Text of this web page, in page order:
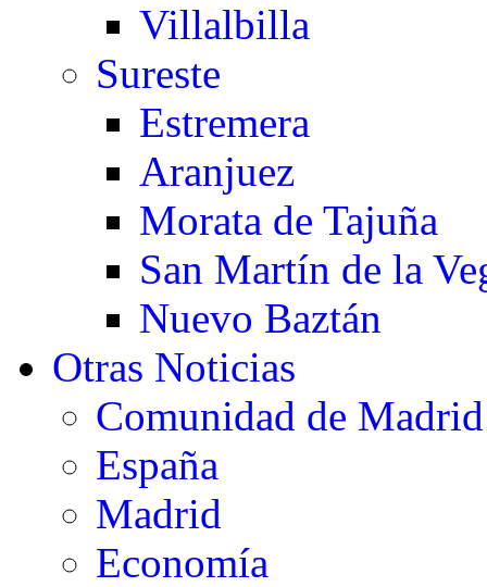
Villalbilla
Sureste
Estremera
Aranjuez
Morata de Tajuña
San Martín de la
Nuevo Baztán
Otras Noticias
Comunidad de Madrid
España
Madrid
Economía